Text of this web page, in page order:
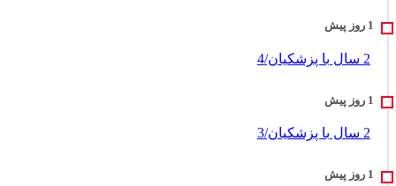
2 سال با پزشکیان/4
2 سال با پزشکیان/3